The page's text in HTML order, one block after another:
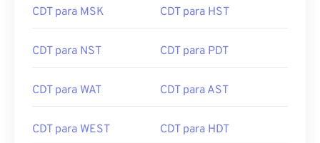
CDT para MSK CDT para HST
CDT para NST CDT para PDT
CDT para WAT CDT para AST
CDT para WEST CDT para HDT